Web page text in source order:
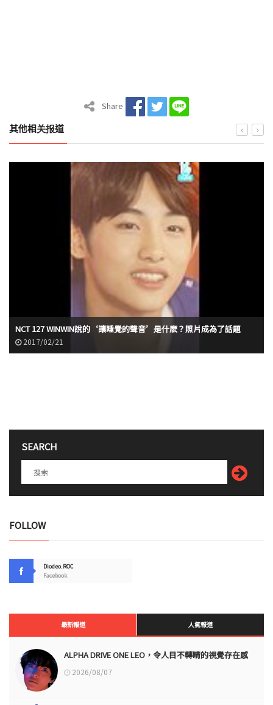
Share
其他相关报道
NCT 127 WINWIN說的‘讓睡覺的聲音’是什麽？照片成為了話題
2017/02/21
SEARCH
FOLLOW
Diodeo.ROC
Facebook
最新報道 人氣報道
ALPHA DRIVE ONE LEO，令人目不轉睛的視覺存在感
2026/08/07